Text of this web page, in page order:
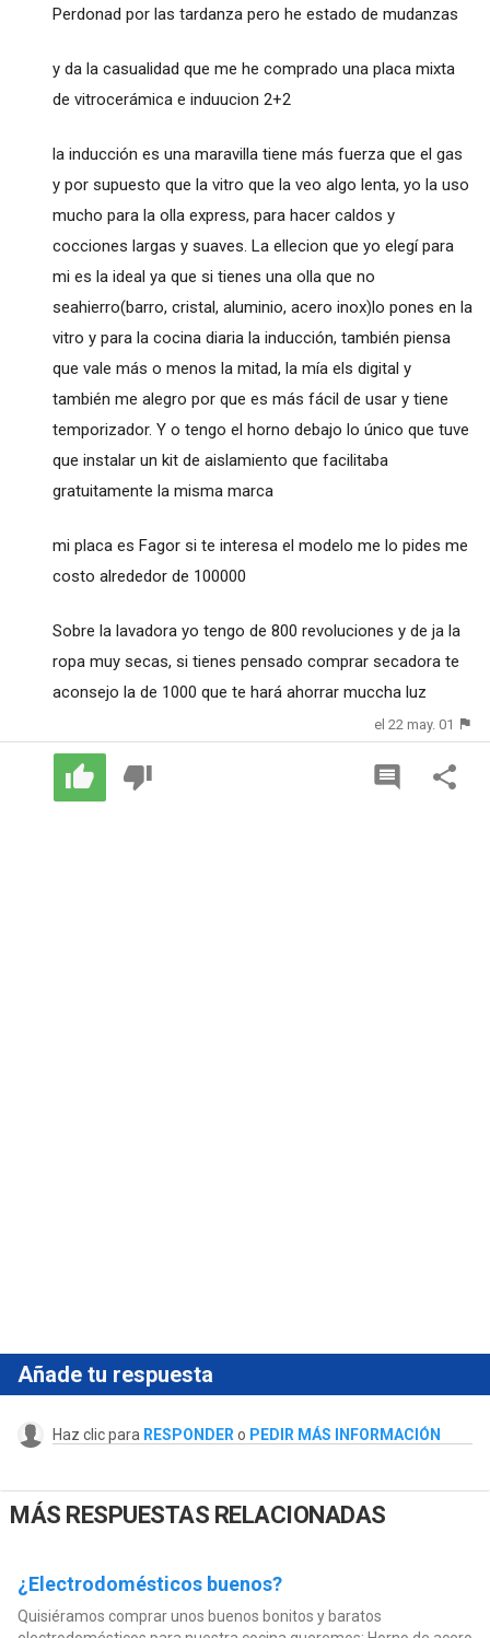
Perdonad por las tardanza pero he estado de mudanzas
y da la casualidad que me he comprado una placa mixta
de vitrocerámica e induucion 2+2
la inducción es una maravilla tiene más fuerza que el gas
y por supuesto que la vitro que la veo algo lenta, yo la uso
mucho para la olla express, para hacer caldos y
cocciones largas y suaves. La ellecion que yo elegí para
mi es la ideal ya que si tienes una olla que no
seahierro(barro, cristal, aluminio, acero inox)lo pones en la
vitro y para la cocina diaria la inducción, también piensa
que vale más o menos la mitad, la mía els digital y
también me alegro por que es más fácil de usar y tiene
temporizador. Y o tengo el horno debajo lo único que tuve
que instalar un kit de aislamiento que facilitaba
gratuitamente la misma marca
mi placa es Fagor si te interesa el modelo me lo pides me
costo alrededor de 100000
Sobre la lavadora yo tengo de 800 revoluciones y de ja la
ropa muy secas, si tienes pensado comprar secadora te
aconsejo la de 1000 que te hará ahorrar muccha luz
el 22 may. 01
Añade tu respuesta
Haz clic para RESPONDER o PEDIR MÁS INFORMACIÓN
MÁS RESPUESTAS RELACIONADAS
¿Electrodomésticos buenos?
Quisiéramos comprar unos buenos bonitos y baratos